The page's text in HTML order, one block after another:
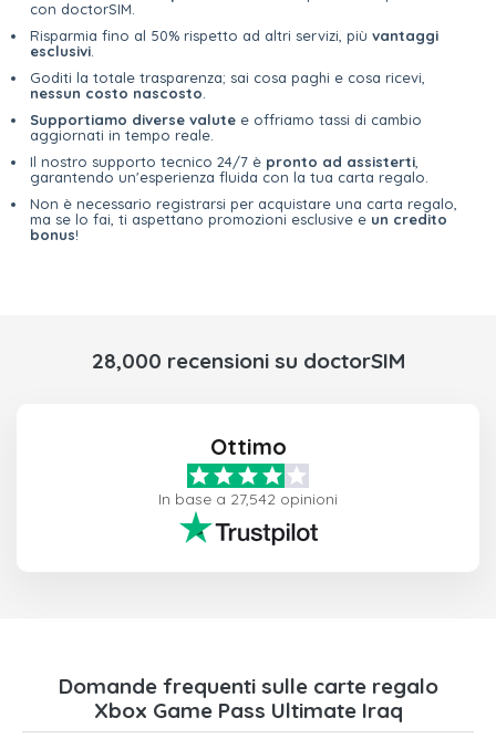
con doctorSIM.
Risparmia fino al 50% rispetto ad altri servizi, più vantaggi
esclusivi
Goditi la totale trasparenza; sai cosa paghi e cosa ricevi,
nessun costo nascosto
Supportiamo diverse valute e offriamo tassi di cambio
aggiornati in tempo reale.
Il nostro supporto tecnico 24/7 è pronto ad assisterti
garantendo un'esperienza fluida con la tua carta regalo.
Non è necessario registrarsi per acquistare una carta regalo,
ma se lo fai, ti aspettano promozioni esclusive e un credito
bonus!
28,000 recensioni su doctorSIM
Ottimo
In base a 27,542 opinioni
Domande frequenti sulle carte regalo
Xbox Game Pass Ultimate Iraq